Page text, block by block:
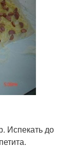
Испекать до